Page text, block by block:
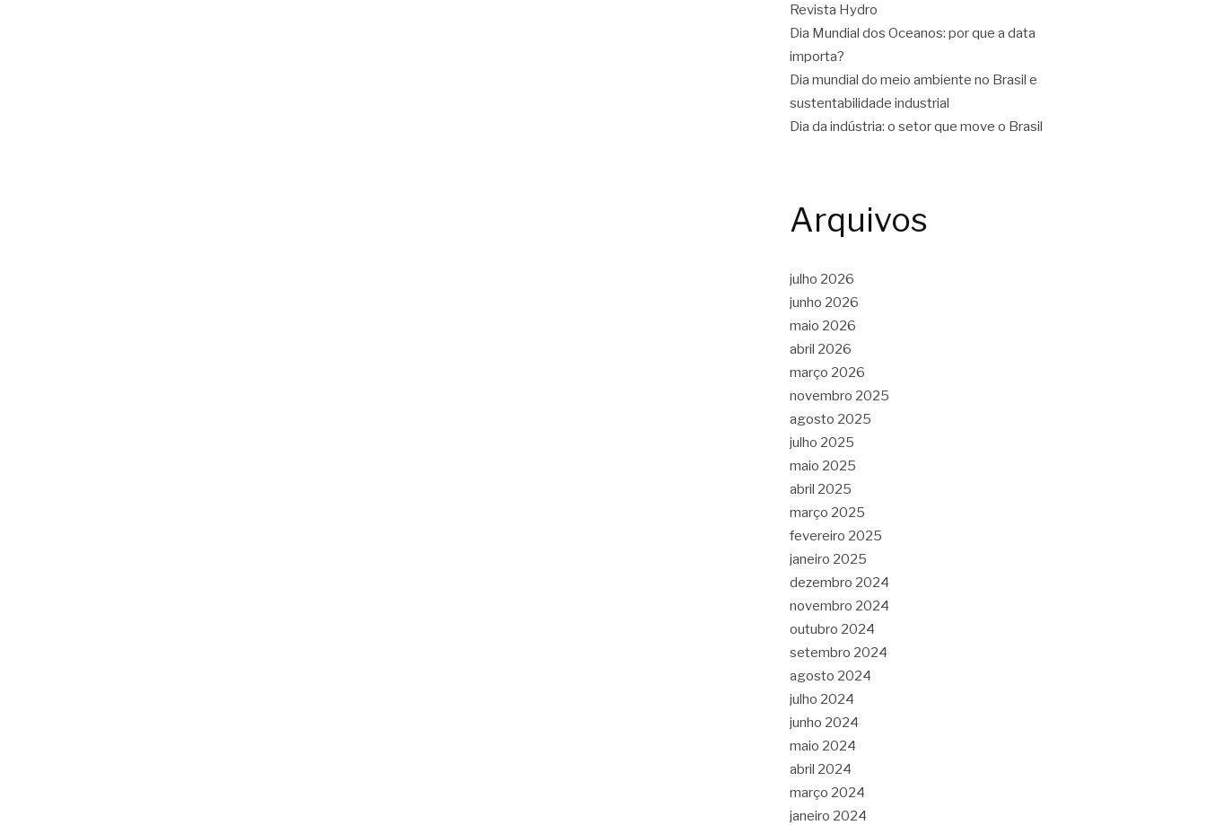
Revista Hydro
Dia Mundial dos Oceanos: por que a data
importa?
Dia mundial do meio ambiente no Brasil e
sustentabilidade industrial
Dia da indústria: o setor que move o Brasil
Arquivos
julho 2026
junho 2026
maio 2026
abril 2026
março 2026
novembro 2025
agosto 2025
julho 2025
maio 2025
abril 2025
março 2025
fevereiro 2025
janeiro 2025
dezembro 2024
novembro 2024
outubro 2024
setembro 2024
agosto 2024
julho 2024
junho 2024
maio 2024
abril 2024
março 2024
janeiro 2024